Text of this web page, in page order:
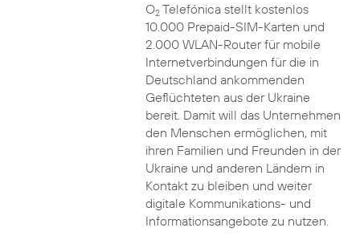
O2Telefónica stellt kostenlos
10.000 Prepaid-SIM-Karten und
2.000 WLAN-Router für mobile
Internetverbindungen für die in
Deutschland ankommenden
Geflüchteten aus der Ukraine
bereit. Damit will das Unternehmen
den Menschen ermöglichen, mit
ihren Familien und Freunden in der
Ukraine und anderen Ländern in
Kontakt zu bleiben und weiter
digitale Kommunikations- und
Informationsangebote zu nutzen.